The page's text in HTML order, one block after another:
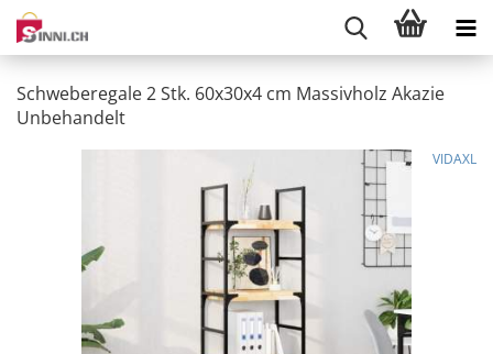
Schweberegale 2 Stk. 60x30x4 cm Massivholz Akazie
Unbehandelt
VIDAXL